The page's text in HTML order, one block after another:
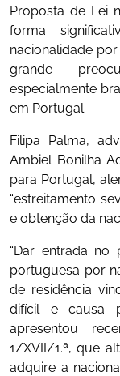
Proposta de Lei
forma
nacionalidade
grande
especialmente
em Portugal.
Filipa Palma,
Ambiel Bonilha
para Portugal,
“estreitamento
e obtenção da
“Dar entrada no
portuguesa por
de residência
difícil e causa
apresentou
1/XVII/1.ª, que
adquire a